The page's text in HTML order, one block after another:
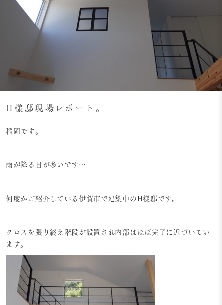
H様邸現場レポート。
稲岡です。
雨が降る日が多いです…
何度かご紹介している伊賀市で建築中のH様邸です。
クロスを張り終え階段が設置され内部はほぼ完了に近づいてい
ます。